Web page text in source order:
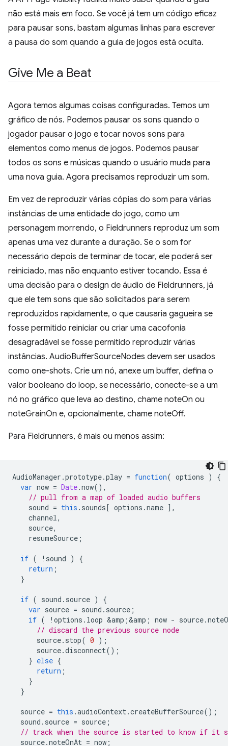
não está mais em foco. Se você já tem um código eficaz
para pausar sons, bastam algumas linhas para escrever
a pausa do som quando a guia de jogos está oculta.
Give Me a Beat
Agora temos algumas coisas configuradas. Temos um
gráfico de nós. Podemos pausar os sons quando o
jogador pausar o jogo e tocar novos sons para
elementos como menus de jogos. Podemos pausar
todos os sons e músicas quando o usuário muda para
uma nova guia. Agora precisamos reproduzir um som.
Em vez de reproduzir várias cópias do som para várias
instâncias de uma entidade do jogo, como um
personagem morrendo, o Fieldrunners reproduz um som
apenas uma vez durante a duração. Se o som for
necessário depois de terminar de tocar, ele poderá ser
reiniciado, mas não enquanto estiver tocando. Essa é
uma decisão para o design de áudio de Fieldrunners, já
que ele tem sons que são solicitados para serem
reproduzidos rapidamente, o que causaria gagueira se
fosse permitido reiniciar ou criar uma cacofonia
desagradável se fosse permitido reproduzir várias
instâncias. AudioBufferSourceNodes devem ser usados
como one-shots. Crie um nó, anexe um buffer, defina o
valor booleano do loop, se necessário, conecte-se a um
nó no gráfico que leva ao destino, chame noteOn ou
noteGrainOn e, opcionalmente, chame noteOff.
Para Fieldrunners, é mais ou menos assim:
AudioManager .prototype.play = function( options )
{
var now = Date.now(),
// pull from a map of loaded audio buffers
sound = this . sounds[ options .name ],
channel,
source,
resumeSource ;
if ( ! sound )
{
return ;
}
if ( sound . source )
{
var source = sound . source ;
if ( ! options . loop &amp ;&amp ; now - source.
// discard the previous source node
source. stop( 0 );
source.disconnect();
} else {
return ;
}
}
source = this .audioContext.createBufferSource();
sound . source = source ;
// track when the source is started to know if it
source.noteOnAt = now ;